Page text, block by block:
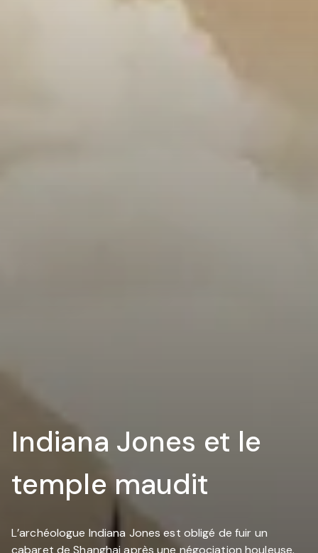
Indiana Jones et le
temple maudit
L’archéologue Indiana Jones est obligé de fuir un
cabaret de Shanghai après une négociation houleuse.